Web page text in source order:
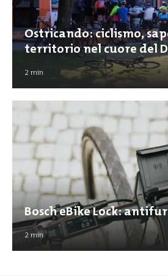
Ostricando: ciclismo,
territorio nel cuore del
2min
Bosch eBike Lock:
2min